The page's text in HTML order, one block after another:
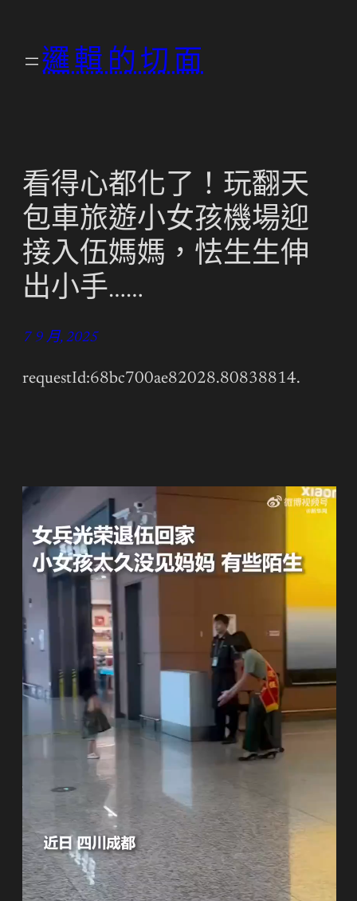
邏輯的切面
看得心都化了！玩翻天
包車旅遊小女孩機場迎
接入伍媽媽，怯生生伸
出小手……
7 9 月, 2025
requestId:68bc700ae82028.80838814.